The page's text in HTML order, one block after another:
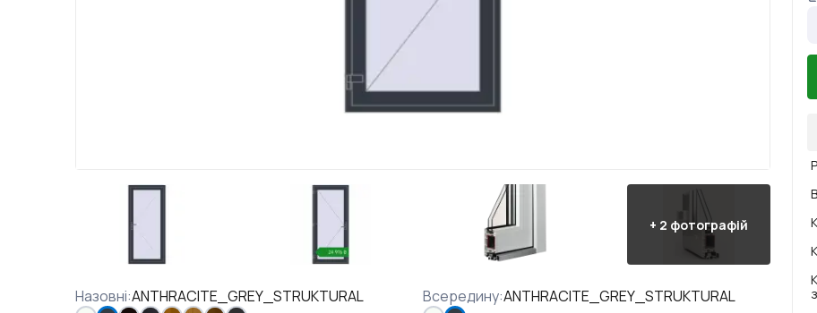
+ 2 фотографій
Назовні:ANTHRACITE_GREY_STRUKTURAL Всередину:ANTHRACITE_GREY_STRUKTURAL